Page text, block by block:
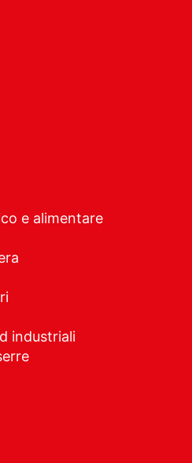
e alimentare
industriali